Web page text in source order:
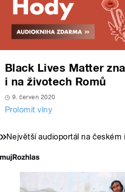
Black Lives Matter
i na životech Romů
9. červen 2020
Prolomit vlny
Největší audioportál na českém